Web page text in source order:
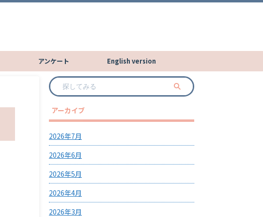
アンケート English version
アーカイブ
2026年7月
2026年6月
2026年5月
2026年4月
2026年3月